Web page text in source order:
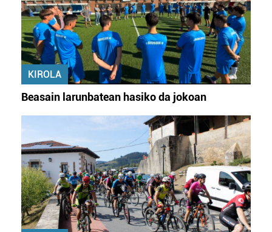
KIROLA
Beasain larunbatean hasiko da jokoan